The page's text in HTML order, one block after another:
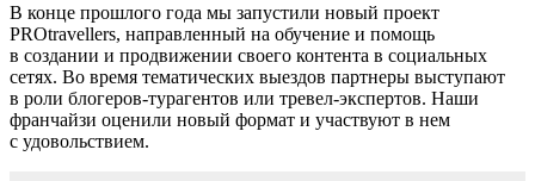
В конце прошлого года мы запустили новый проект
PROtravellers, направленный на обучение и помощь
в создании и продвижении своего контента в социальных
сетях. Во время тематических выездов партнеры выступают
в роли блогеров-турагентов или тревел-экспертов. Наши
франчайзи оценили новый формат и участвуют в нем
с удовольствием.